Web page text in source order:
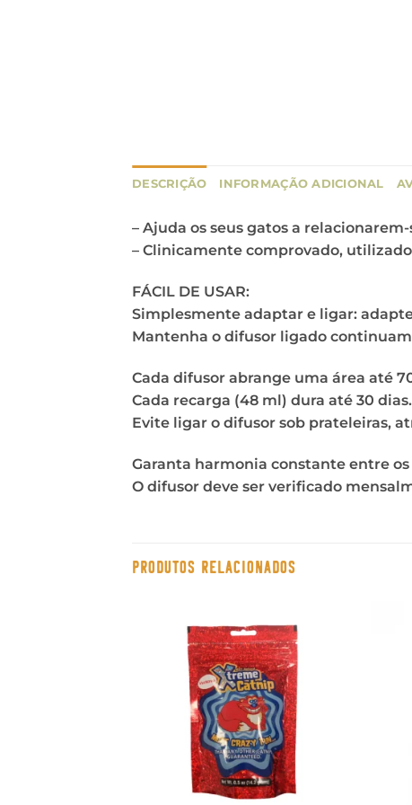
DESCRIÇÃO INFORMAÇÃO ADICIONAL
– Ajuda os seus gatos a
– Clinicamente comprovado,
FÁCIL DE USAR:
Simplesmente adaptar e ligar:
Mantenha o difusor ligado
Cada difusor abrange uma área até
Cada recarga (48 ml) dura até 30 dias.
Evite ligar o difusor sob prateleiras,
Garanta harmonia constante entre os
O difusor deve ser verificado
PRODUTOS RELACIONADOS